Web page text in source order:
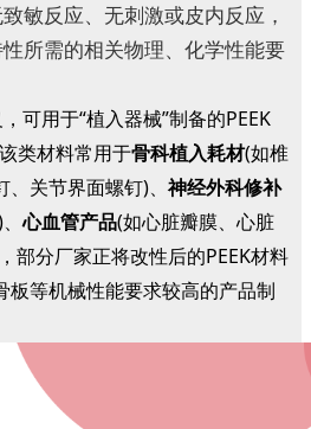
敏反应、无刺激或皮内反应，
所需的相关物理、化学性能要
可用于“植入器械”制备的PEEK
类材料常用于骨科植入耗材(如椎
关节界面螺钉)、 神经外科修补
心血管产品(如心脏瓣膜、心脏
部分厂家正将改性后的PEEK材料
板等机械性能要求较高的产品制